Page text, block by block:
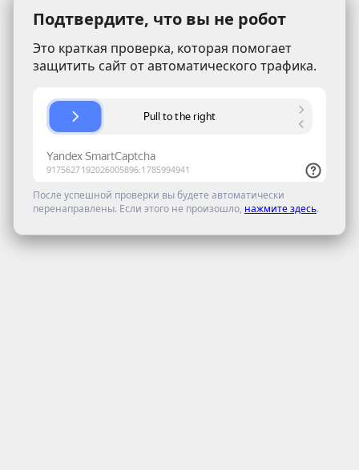
Подтвердите, что вы не робот
Это краткая проверка, которая помогает
защитить сайт от автоматического трафика.
После успешной проверки вы будете автоматически
перенаправлены. Если этого не произошло, нажмите здесь.